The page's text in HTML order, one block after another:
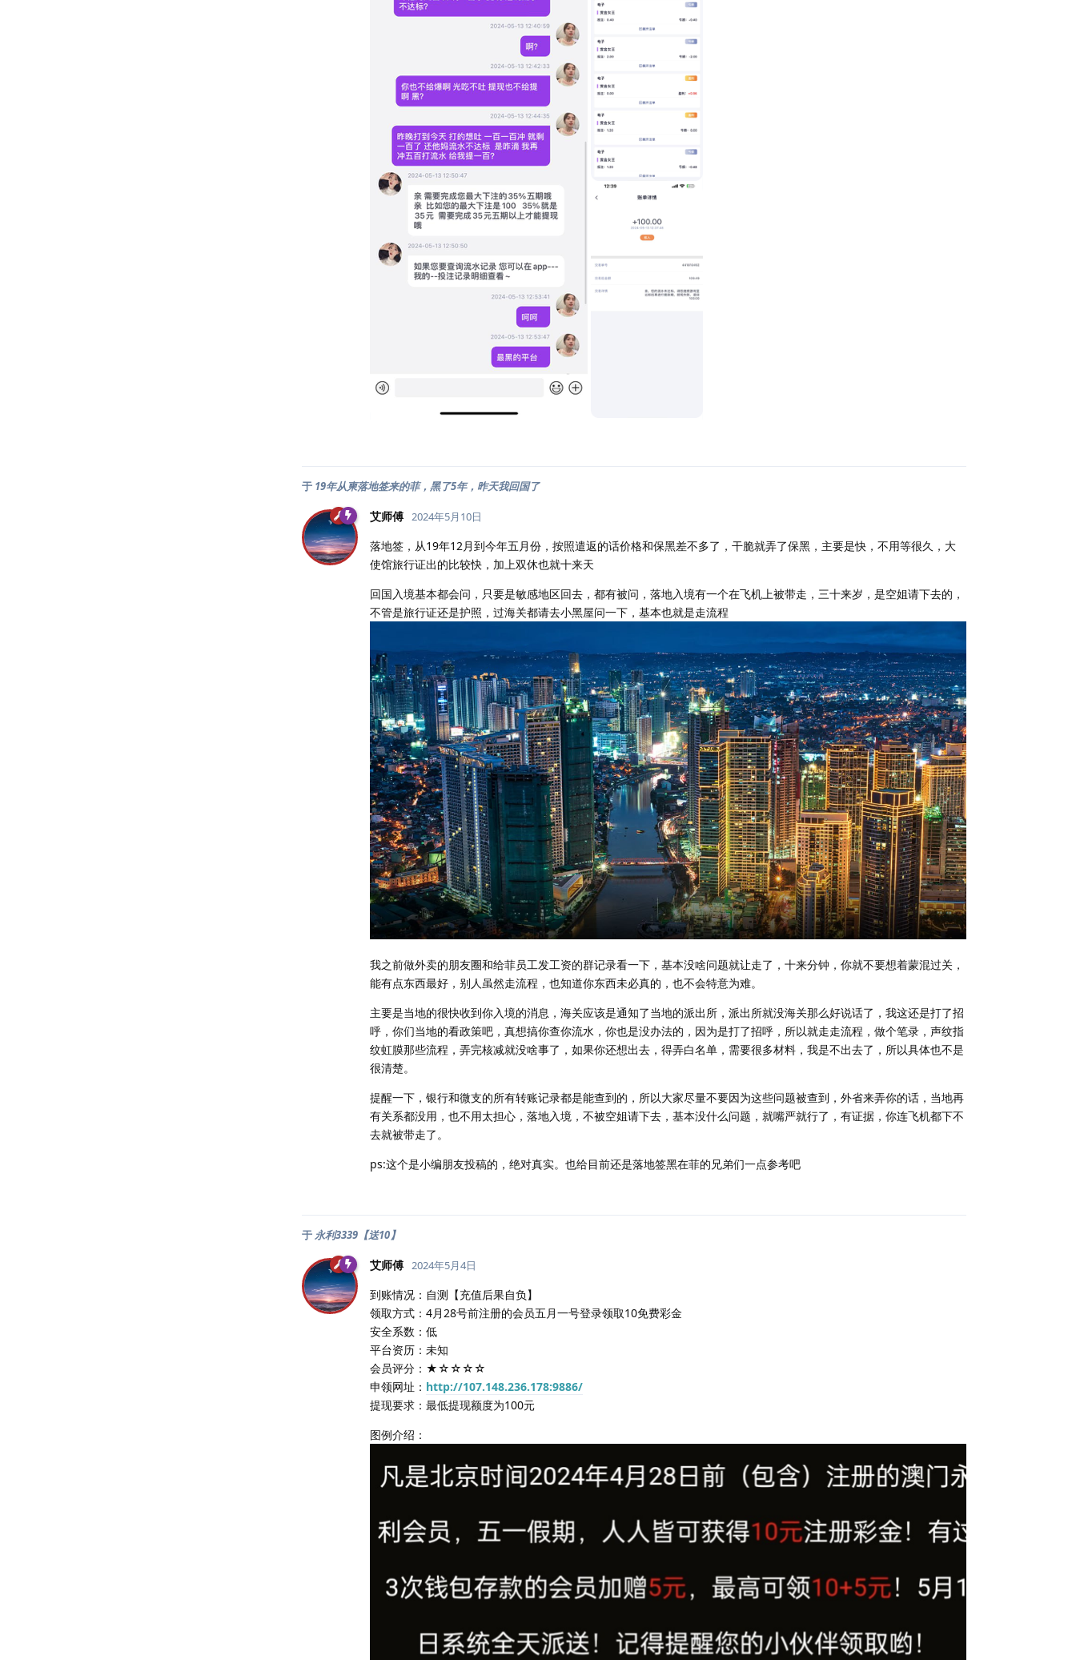
于 19年从柬落地签来的菲，黑了5年，昨天我回国了
艾师傅 2024年5月10日
落地签，从19年12月到今年五月份，按照遣返的话价格和保黑差不多了，干脆就弄了保黑，主要是快，不用等很久，大
使馆旅行证出的比较快，加上双休也就十来天
回国入境基本都会问，只要是敏感地区回去，都有被问，落地入境有一个在飞机上被带走，三十来岁，是空姐请下去的，
不管是旅行证还是护照，过海关都请去小黑屋问一下，基本也就是走流程
我之前做外卖的朋友圈和给菲员工发工资的群记录看一下，基本没啥问题就让走了，十来分钟，你就不要想着蒙混过关，
能有点东西最好，别人虽然走流程，也知道你东西未必真的，也不会特意为难。
主要是当地的很快收到你入境的消息，海关应该是通知了当地的派出所，派出所就没海关那么好说话了，我这还是打了招
呼，你们当地的看政策吧，真想搞你查你流水，你也是没办法的，因为是打了招呼，所以就走走流程，做个笔录，声纹指
纹虹膜那些流程，弄完核减就没啥事了，如果你还想出去，得弄白名单，需要很多材料，我是不出去了，所以具体也不是
很清楚。
提醒一下，银行和微支的所有转账记录都是能查到的，所以大家尽量不要因为这些问题被查到，外省来弄你的话，当地再
有关系都没用，也不用太担心，落地入境，不被空姐请下去，基本没什么问题，就嘴严就行了，有证据，你连飞机都下不
去就被带走了。
ps:这个是小编朋友投稿的，绝对真实。也给目前还是落地签黑在菲的兄弟们一点参考吧
于永利3339【送10】
艾师傅 2024年5月4日
到账情况：自测【充值后果自负】
领取方式：4月28号前注册的会员五月一号登录领取10免费彩金
安全系数：低
平台资历：未知
会员评分：★☆☆☆☆
申领网址： http://107.148.236.178:9886/
提现要求：最低提现额度为100元
图例介绍：